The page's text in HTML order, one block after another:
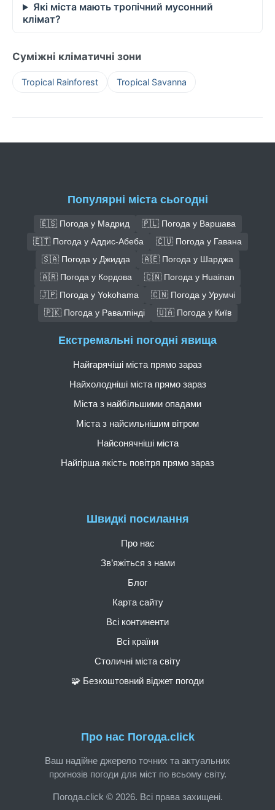
Які міста мають тропічний мусонний
клімат?
Суміжні кліматичні зони
Tropical Rainforest Tropical Savanna
Популярні міста сьогодні
🇪🇸 Погода у Мадрид
🇵🇱 Погода у Варшава
🇪🇹 Погода у Аддис-Абеба
🇨🇺 Погода у Гавана
🇸🇦 Погода у Джидда
🇦🇪 Погода у Шарджа
🇦🇷 Погода у Кордова
🇨🇳 Погода у Huainan
🇯🇵 Погода у Yokohama
🇨🇳 Погода у Урумчі
🇵🇰 Погода у Равалпінді
🇺🇦 Погода у Київ
Про нас Погода.click
Ваш надійне джерело точних та актуальних
прогнозів погоди для міст по всьому світу.
Погода.click © 2026. Всі права захищені.
Швидкі посилання
Про нас
Зв’яжіться з нами
Блог
Карта сайту
Всі континенти
Всі країни
Столичні міста світу
🧩 Безкоштовний віджет погоди
Екстремальні погодні явища
Найгарячіші міста прямо зараз
Найхолодніші міста прямо зараз
Міста з найбільшими опадами
Міста з найсильнішим вітром
Найсонячніші міста
Найгірша якість повітря прямо зараз